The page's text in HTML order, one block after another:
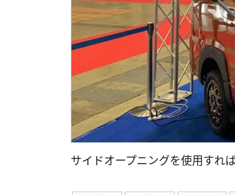
サイドオープニングを使用すれ